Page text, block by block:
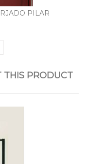
PILAR
THIS PRODUCT